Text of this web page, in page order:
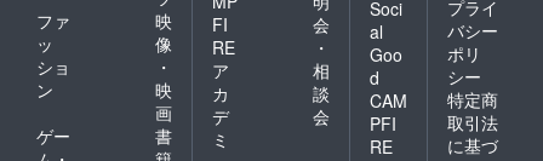
ファ
ッ
ショ
ン
映
像
・
映
画
ゲー
書
FI
RE
ア
カ
デ
ミ
会
・
相
談
会
Soci
al
Goo
d
CAM
PFI
RE
プライ
バシー
ポリ
シー
特定商
取引法
に基づ